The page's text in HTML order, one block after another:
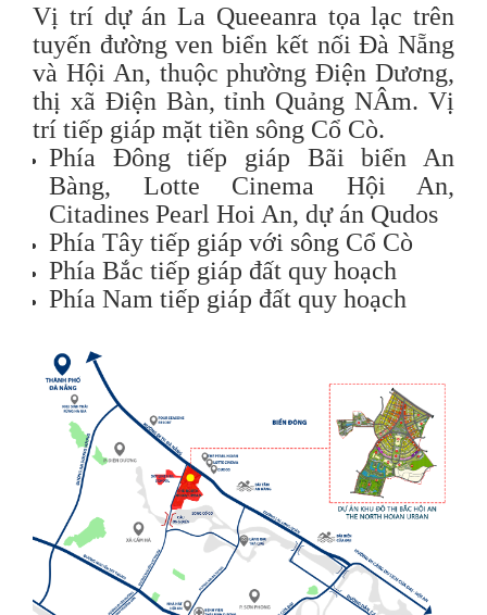
Vị trí dự án La Queeanra tọa lạc trên
tuyến đường ven biển kết nối Đà Nẵng
và Hội An, thuộc phường Điện Dương,
thị xã Điện Bàn, tỉnh Quảng NÂm. Vị
trí tiếp giáp mặt tiền sông Cổ Cò.
Phía Đông tiếp giáp Bãi biển An
Bàng, Lotte Cinema Hội An,
Citadines Pearl Hoi An, dự án Qudos
Phía Tây tiếp giáp với sông Cổ Cò
Phía Bắc tiếp giáp đất quy hoạch
Phía Nam tiếp giáp đất quy hoạch